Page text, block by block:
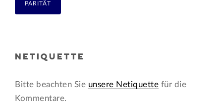
PARITÄT
NETIQUETTE
Bitte beachten Sie unsere Netiquette für die
Kommentare.